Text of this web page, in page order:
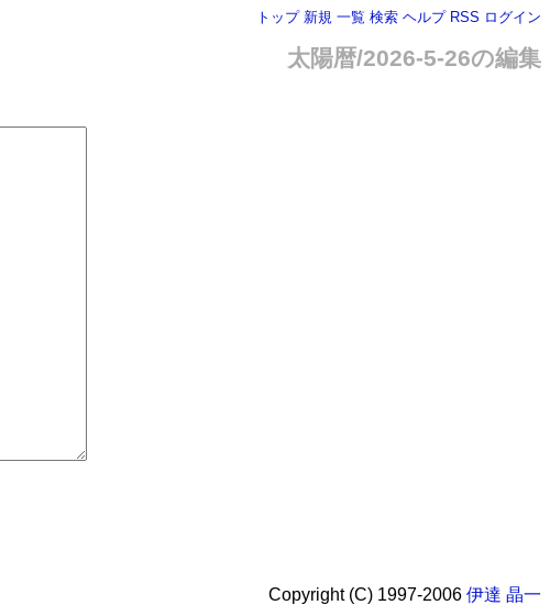
トップ 新規 一覧 検索 ヘルプ RSS ログイン
太陽暦/2026-5-26の編集
Copyright (C) 1997-2006 伊達 晶一